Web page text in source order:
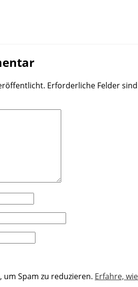
Erforderliche Felder
um Spam zu reduzieren. Erfahre,